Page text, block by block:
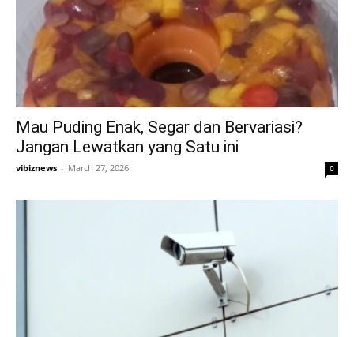
Mau Puding Enak, Segar dan Bervariasi?
Jangan Lewatkan yang Satu ini
vibiznews - March 27, 2026 0